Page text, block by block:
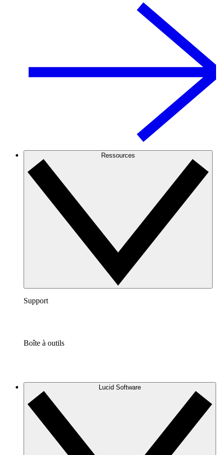
Ressources
Support
Boîte à outils
Lucid Software